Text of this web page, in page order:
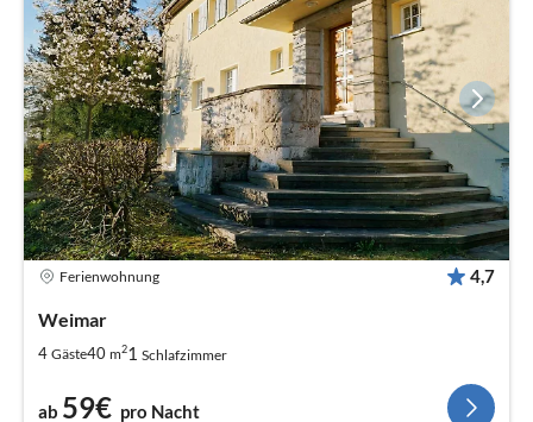
Ferienwohnung 4,7
Weimar
4 Gäste40 m21 Schlafzimmer
ab 59€ pro Nacht